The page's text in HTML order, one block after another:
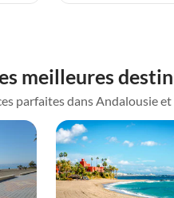
meilleures
parfaites dans Andalousie